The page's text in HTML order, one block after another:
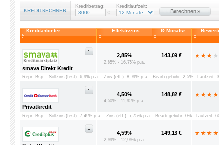
KREDITRECHNER
Kreditbetrag:
€
Kreditlaufzeit:
Berechnen »
Kreditanbieter Effektivzins Ø Monatsr.
smava Direkt Kredit
2,85%
2,85% - 16,75% p.a.
143,09 €
Repr. Bsp.: Sollzins (fest): 6,9% p.a. Zins (eff.): 8,99% p.a. Bearb.gebühr: 2,5% Laufzeit:
Privatkredit
4,50%
4,50% - 11,95% p.a.
148,82 €
Repr. Bsp.: Sollzins (fest): 7,49% p.a. Zins (eff.): 7,75% p.a. Bearb.gebühr: 0% Laufzeit:
4,59%
2,99% - 12,99% p.a.
149,13 €